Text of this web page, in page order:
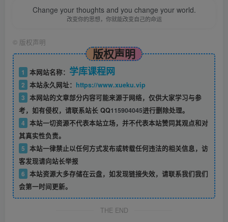
Change your thoughts and you change your world.
改变你的思想，你就能改变自己的命运
© 版权声明
版权声明
1 本网站名称： 学库课程网
2 本站永久网址： https://www.xueku.vip
3 本网站的文章部分内容可能来源于网络，仅供大家学习与参
考，如有侵权，请联系站长 QQ115904045进行删除处理。
4 本站一切资源不代表本站立场，并不代表本站赞同其观点和对
其真实性负责。
5 本站一律禁止以任何方式发布或转载任何违法的相关信息，访
客发现请向站长举报
6 本站资源大多存储在云盘，如发现链接失效，请联系我们我们
会第一时间更新。
THE END